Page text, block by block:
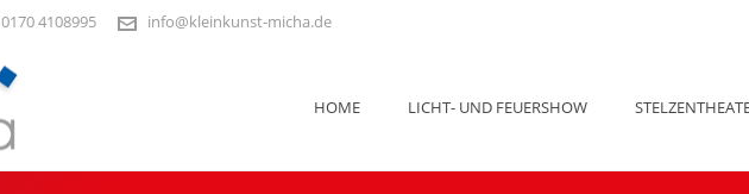
0170 4108995 info@kleinkunst-micha.de
HOME LICHT- UND FEUERSHOW